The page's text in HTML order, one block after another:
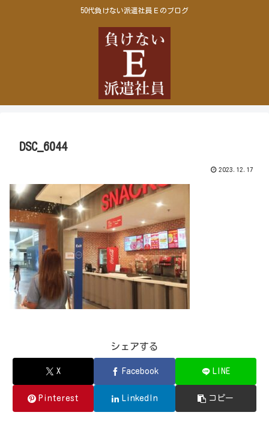
50代負けない派遣社員Ｅのブログ
DSC_6044
2023.12.17
シェアする
X Facebook LINE
Pinterest LinkedIn コピー